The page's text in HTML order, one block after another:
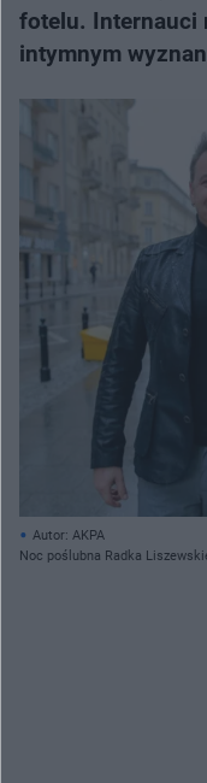
fotelu. Internauci
intymnym
Autor: AKPA
Noc poślubna Radka